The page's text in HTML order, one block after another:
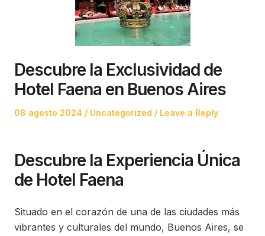
Descubre la Exclusividad de
Hotel Faena en Buenos Aires
Posted
08 agosto 2024
Posted
Uncategorized Leave a Reply
Descubre la Experiencia Única
de Hotel Faena
Situado en el corazón de una de las ciudades más
vibrantes y culturales del mundo, Buenos Aires, se